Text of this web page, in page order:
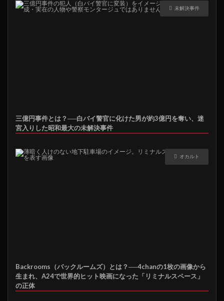
未解決事件
三億円事件とは？──白バイ警官に化けた男が約3億円を奪い、迷
宮入りした昭和最大の未解決事件
オカルト
Backrooms（バックルームズ）とは？──4chanの1枚の画像から
生まれ、A24で世界的ヒット映画になった「リミナルスペース」
の正体